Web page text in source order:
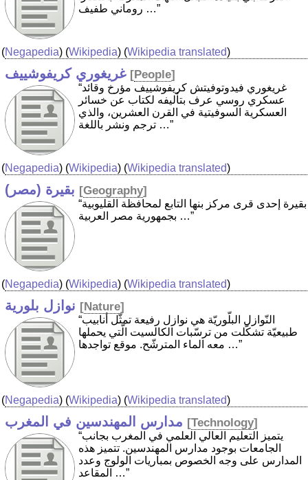
روماني طفيف …”
(Negapedia) (Wikipedia) (Wikipedia translated)
غريغوري كريفوشييف [People]
“غريغوري فيدوتوفيتش كريفوشييف مؤرخ وقائد
عسكري روسي عرف بتأليفه لكتاب عن خسائر
العسكرية السوفيتية في القرن العشرين، والذي
ترجم ونشر باللغة …”
(Negapedia) (Wikipedia) (Wikipedia translated)
بقيرة (مصر) [Geography]
“بقيرة إحدى قرى مركز بنها التابع لمحافظة القليوبية
بجمهورية مصر العربية …”
(Negapedia) (Wikipedia) (Wikipedia translated)
نوازل بلورية [Nature]
“النّوازل البلّوريّة هي نوازل رفيعة تمثّل أنابيب
طبيعيّة تشكّلت من ترسّبات الكالسيت الّتي يحملها
معه الماء المترشّح. موقع تواجدها …”
(Negapedia) (Wikipedia) (Wikipedia translated)
مدارس المهندسين في المغرب [Technology]
“يتميز التعليم العالي العلمي في المغرب بجانب
الجامعات بوجود مدارس المهندسين. تتميز هذه
المدارس على وجه الخصوص بمباريات الولوج وعدد
المقاعد …”